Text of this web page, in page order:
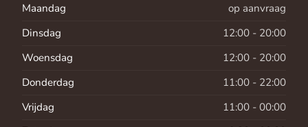
Maandag
op aanvraag
Dinsdag
12:00 - 20:00
Woensdag
12:00 - 20:00
Donderdag
11:00 - 22:00
Vrijdag
11:00 - 00:00